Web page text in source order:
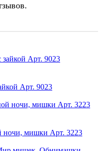
Арт. 9023
ночи, мишки Арт. 3223